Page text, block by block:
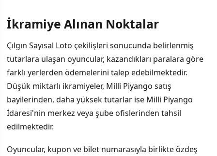
İkramiye Alınan Noktalar
Çılgın Sayısal Loto çekilişleri sonucunda belirlenmiş
tutarlara ulaşan oyuncular, kazandıkları paralara göre
farklı yerlerden ödemelerini talep edebilmektedir.
Düşük miktarlı ikramiyeler, Milli Piyango satış
bayilerinden, daha yüksek tutarlar ise Milli Piyango
İdaresi'nin merkez veya şube ofislerinden tahsil
edilmektedir.
Oyuncular, kupon ve bilet numarasıyla birlikte özdeş